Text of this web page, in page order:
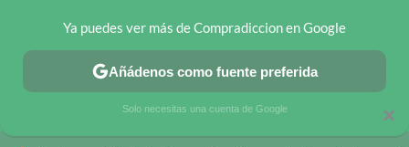
CHOLLOS TELEGRAM OFERTAS EN MÓVILES OFERTAS EN
×
Ya puedes ver más de Compradiccion en Google
Añádenos como fuente preferida
Solo necesitas una cuenta de Google